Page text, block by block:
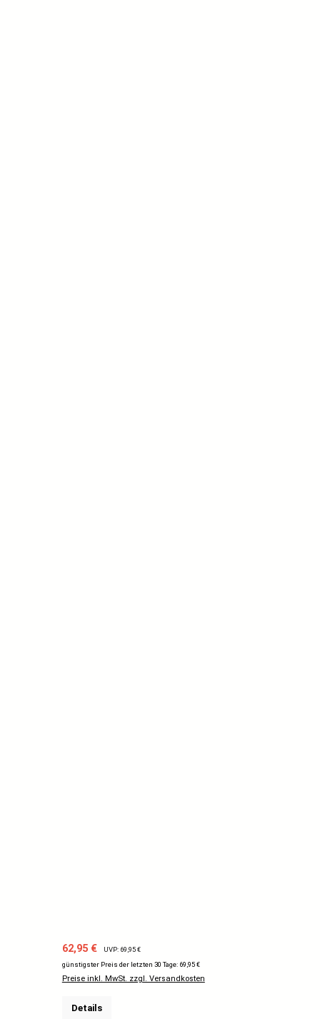
Verkaufspreis:
62,95 € Regulärer Preis:
UVP: 69,95 €
günstigster Preis der letzten 30 Tage: 69,95 €
Preise inkl. MwSt. zzgl. Versandkosten
Details